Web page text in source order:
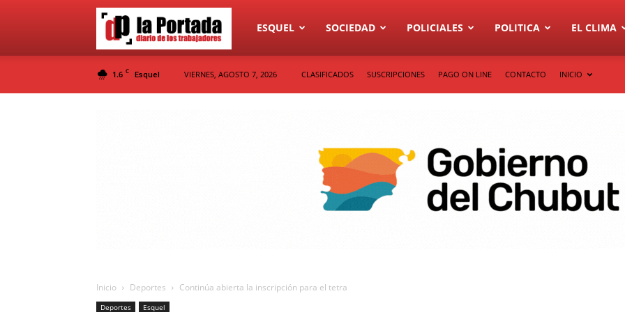
Diario
La
ESQUEL SOCIEDAD POLICIALES POLITICA EL CLIMA
1.6 C Esquel VIERNES, AGOSTO 7, 2026 CLASIFICADOS SUSCRIPCIONES PAGO ON LINE CONTACTO INICIO
Inicio Deportes Continúa abierta la inscripción para el tetra
Deportes Esquel